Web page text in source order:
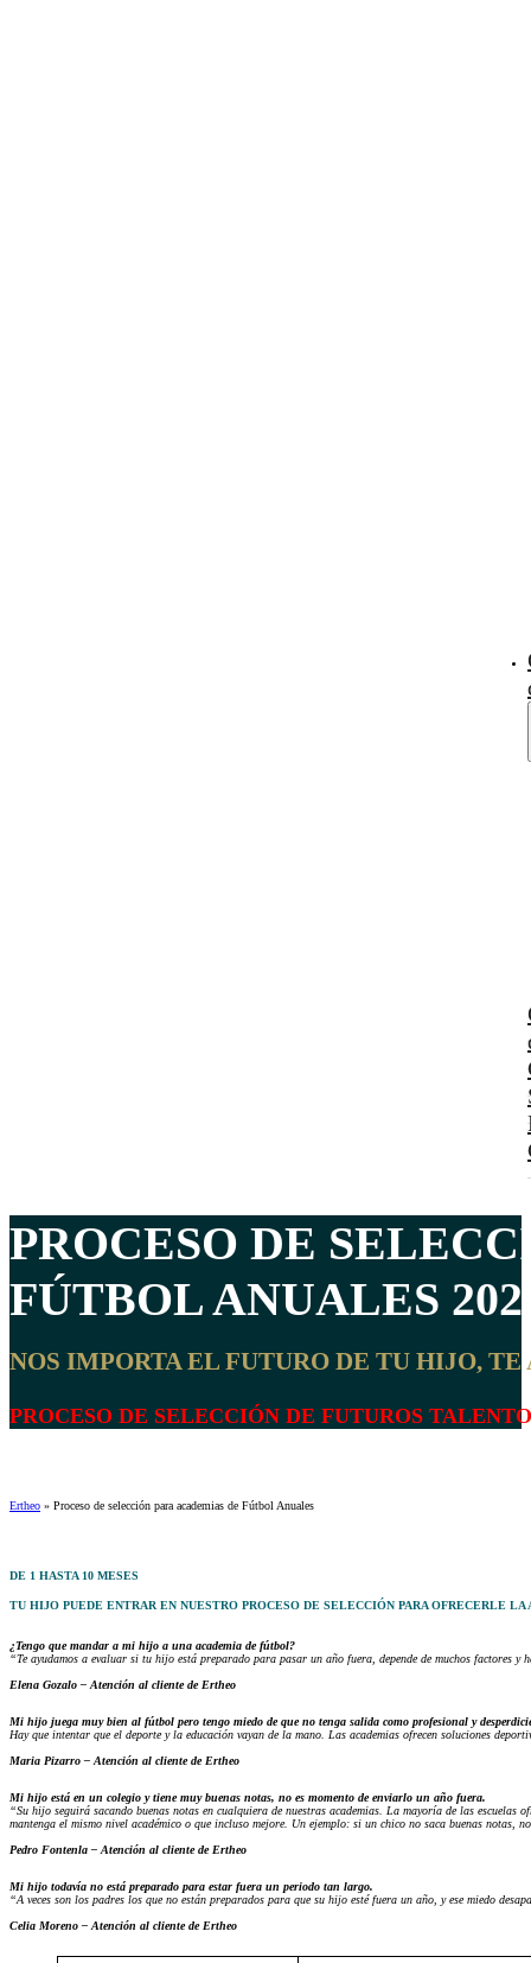
PROCESO DE
FÚTBOL ANUALES
NOS IMPORTA EL FUTURO DE TU HIJO,
PROCESO DE SELECCIÓN DE FUTUROS
Ertheo » Proceso de selección para academias de Fútbol Anuales
DE 1 HASTA 10 MESES
TU HIJO PUEDE ENTRAR EN NUESTRO PROCESO DE SELECCIÓN PARA OFRECERLE LA
¿Tengo que mandar a mi hijo a una academia de fútbol?
“Te ayudamos a evaluar si tu hijo está preparado para pasar un año fuera, depende de muchos factores
Elena Gozalo – Atención al cliente de Ertheo
Mi hijo juega muy bien al fútbol pero tengo miedo de que no tenga salida como profesional y
Hay que intentar que el deporte y la educación vayan de la mano. Las academias ofrecen soluciones
Maria Pizarro – Atención al cliente de Ertheo
Mi hijo está en un colegio y tiene muy buenas notas, no es momento de enviarlo un año fuera.
“Su hijo seguirá sacando buenas notas en cualquiera de nuestras academias. La mayoría de las
mantenga el mismo nivel académico o que incluso mejore. Un ejemplo: si un chico no saca buenas
Pedro Fontenla – Atención al cliente de Ertheo
Mi hijo todavía no está preparado para estar fuera un periodo tan largo.
“A veces son los padres los que no están preparados para que su hijo esté fuera un año, y ese miedo
Celia Moreno – Atención al cliente de Ertheo